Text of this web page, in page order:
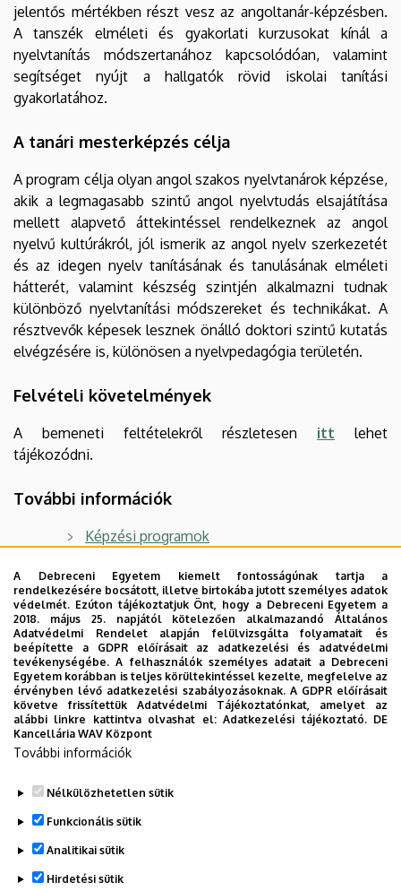
jelentős mértékben részt vesz az angoltanár-képzésben.
A tanszék elméleti és gyakorlati kurzusokat kínál a
nyelvtanítás módszertanához kapcsolódóan, valamint
segítséget nyújt a hallgatók rövid iskolai tanítási
gyakorlatához.
A tanári mesterképzés célja
A program célja olyan angol szakos nyelvtanárok képzése,
akik a legmagasabb szintű angol nyelvtudás elsajátítása
mellett alapvető áttekintéssel rendelkeznek az angol
nyelvű kultúrákról, jól ismerik az angol nyelv szerkezetét
és az idegen nyelv tanításának és tanulásának elméleti
hátterét, valamint készség szintjén alkalmazni tudnak
különböző nyelvtanítási módszereket és technikákat. A
résztvevők képesek lesznek önálló doktori szintű kutatás
elvégzésére is, különösen a nyelvpedagógia területén.
Felvételi követelmények
A bemeneti feltételekről részletesen itt lehet
tájékozódni.
További információk
Képzési programok
Órarend és aktuális információk
Az Angol-Amerikai Intézet által hirdetett
kurzusok órarend szerintpéntekenként,
napközbenvannak. A kontaktórákon a részvétel
kötelező, maximum háromszor lehet hiányozni
egy szemináriumról.
Portfóliórólbővebben itt olvashatnak.
Legutóbbi frissítés: 2025. 12. 18. 15:27
A Debreceni Egyetem kiemelt fontosságúnak tartja a
rendelkezésére bocsátott, illetve birtokába jutott személyes adatok
védelmét. Ezúton tájékoztatjuk Önt, hogy a Debreceni Egyetem a
2018. május 25. napjától kötelezően alkalmazandó Általános
Adatvédelmi Rendelet alapján felülvizsgálta folyamatait és
beépítette a GDPR előírásait az adatkezelési és adatvédelmi
tevékenységébe. A felhasználók személyes adatait a Debreceni
Egyetem korábban is teljes körültekintéssel kezelte, megfelelve az
érvényben lévő adatkezelési szabályozásoknak. A GDPR előírásait
követve frissítettük Adatvédelmi Tájékoztatónkat, amelyet az
alábbi linkre kattintva olvashat el:Adatkezelési tájékoztató. DE
Kancellária WAV Központ
További információk
Nélkülözhetetlen sütik
Funkcionális sütik
Analitikai sütik
Hirdetési sütik